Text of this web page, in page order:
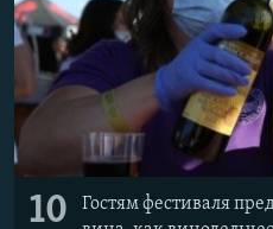
10
Гостям фестиваля